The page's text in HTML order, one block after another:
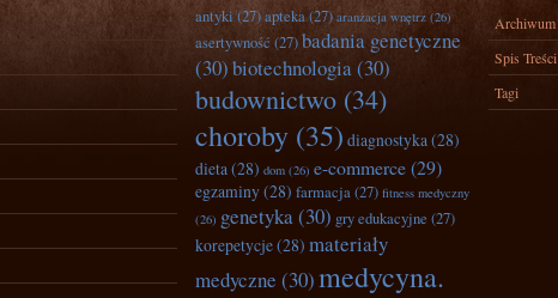
antyki(27)apteka(27) aranżacja wnętrz (26)
asertywność (27)badania genetyczne
(30)biotechnologia(30)
budownictwo (34)
choroby (35) diagnostyka(28)
dieta(28) dom (26) e-commerce(29)
egzaminy(28) farmacja(27) fitness medyczny
(26) genetyka(30) gry edukacyjne (27)
korepetycje(28) materiały
medyczne (30)medycyna.
Archiwum
Spis Treści
Tagi